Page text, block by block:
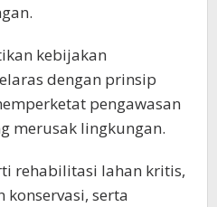
kebijakan
dengan prinsip
pengawasan
merusak lingkungan.
rehabilitasi lahan kritis,
serta